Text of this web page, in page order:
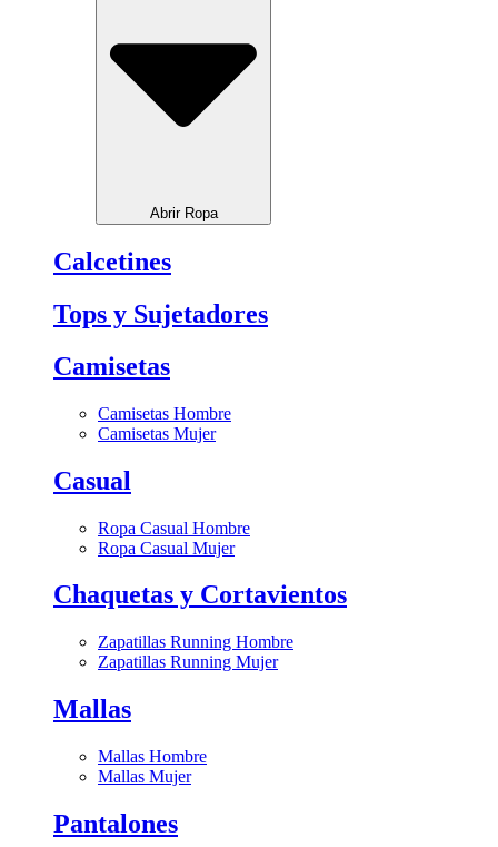
Abrir Ropa
Calcetines
Tops y Sujetadores
Camisetas
Camisetas Hombre
Camisetas Mujer
Casual
Ropa Casual Hombre
Ropa Casual Mujer
Chaquetas y Cortavientos
Zapatillas Running Hombre
Zapatillas Running Mujer
Mallas
Mallas Hombre
Mallas Mujer
Pantalones